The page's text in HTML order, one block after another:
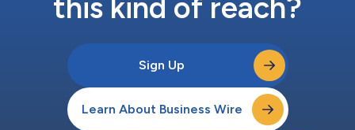
this kind of reach?
Sign Up
Learn About Business Wire